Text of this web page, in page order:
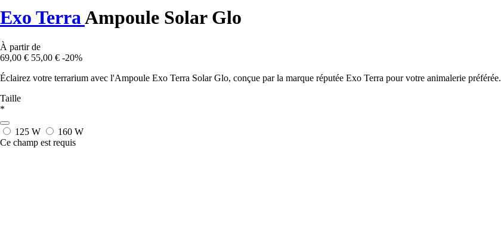
Exo TerraAmpoule Solar Glo
À partir de
69,00 € 55,00 € -20%
Éclairez votre terrarium avec l'Ampoule Exo Terra Solar Glo, conçue par la marque réputée Exo Terra pour votre animalerie préférée.
Taille
*
125 W
160 W
Ce champ est requis